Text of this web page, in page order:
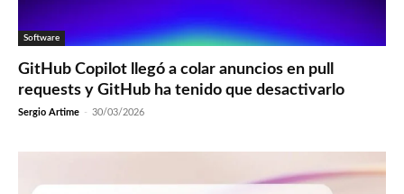
Software
GitHub Copilot llegó a colar anuncios en pull
requests y GitHub ha tenido que desactivarlo
Sergio Artime - 30/03/2026